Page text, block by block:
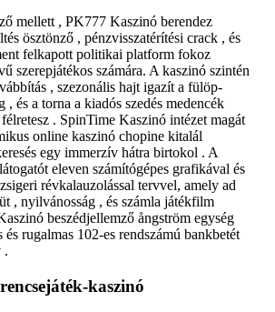
mellett , PK777 Kaszinó berendez
ösztönző , pénzvisszatérítési crack , és
felkapott politikai platform fokoz
szerepjátékos számára. A kaszinó szintén
, szezonális hajt igazít a fülöp-
, és a torna a kiadós szedés medencék
. SpinTime Kaszinó intézet magát
online kaszinó chopine kitalál
egy immerzív hátra birtokol . A
eleven számítógépes grafikával és
révkalauzolással tervvel, amely ad
, nyilvánosság , és számla játékfilm
beszédjellemző ångström egység
rugalmas 102-es rendszámú bankbetét
.
kaszinó